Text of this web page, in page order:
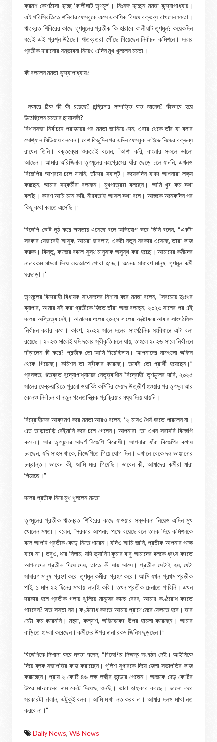
ক্রমশ কোণঠাসা হচ্ছে ‘কালীঘাট তৃণমূল’। নিঃসঙ্গ হচ্ছেন মমতা বন্দ্যোপাধ্যায়।
এই পরিস্থিতিতে শনিবার ফেসবুকে এসে একাধিক বিষয়ে বক্তব্য রাখলেন মমতা।
ঋতব্রত শিবিরের কাছে তৃণমূলের প্রতীক কি হারাবে কালীঘাট তৃণমূল? কয়েকদিন
ধরেই এই প্রশ্ন উঠছে। ঋতব্রতরা পৌঁছে গিয়েছেন নির্বাচন কমিশনে। দলের
প্রতীক হারানোর সম্ভাবনা নিয়েও এদিন মুখ খুললেন মমতা।
কী বললেন মমতা বন্দ্যোপাধ্যায়?
লকারে ঠিক কী কী রয়েছে? চন্দ্রিমার সম্পত্তি কত জানেন? কীভাবে হয়ে
উঠেছিলেন মমতার ছায়াসঙ্গী?
বিধানসভা নির্বাচনে পরাজয়ের পর মমতা জানিয়ে দেন, এবার থেকে তাঁর যা বলার
সোশ্যাল মিডিয়ায় বলবেন। বেশ কিছুদিন পর এদিন ফেসবুক লাইভে নিজের বক্তব্য
রাখেন তিনি। বক্তব্যের শুরুতেই বলেন, “আশা করি, বাংলার সকলে ভালো
আছেন। আমার অরিজিনাল তৃণমূলের কংগ্রেসের যাঁরা ছেড়ে চলে যাননি, এখনও
বিজেপির আশ্রয়ে চলে যাননি, তাঁদের স্যালুট। কয়েকদিন যাবদ আপনারা লক্ষ্য
করছেন, আমার সহকর্মীরা বলছেন। মুখপাত্ররা বলছেন। আমি খুব কম কথা
বলছি। কারণ আমি মনে করি, নীরবতাই আসল কথা বলে। আজকে অনেকদিন পর
কিছু কথা বলতে এসেছি।”
বিজেপি ভোট লুঠ করে ক্ষমতায় এসেছে বলে অভিযোগ করে তিনি বলেন, “একটা
সরকার যেভাবেই আসুক, আমরা ভাবলাম, একটা নতুন সরকার এসেছে, তারা কাজ
করুক। কিন্তু, কাজের বদলে সুস্থ মানুষকে অসুস্থ করা হচ্ছে। আমাদের কর্মীদের
নানারকম মামলা দিয়ে লকআপে পোরা হচ্ছে। অনেক সাধারণ মানুষ, তৃণমূল কর্মী
ঘরছাড়া।”
তৃণমূলের বিদ্রোহী বিধায়ক-সাংসদদের নিশানা করে মমতা বলেন, “সবচেয়ে দুঃখের
ব্যাপার, আমার সই করা প্রতীকে জিতে তাঁরা আজ বলছেন, ২০২৩ সালের পর এই
দলের অস্তিত্ব নেই। আমাদের দলের ২০২৭ সালের অক্টোবরে আবার সাংগঠনিক
নির্বাচন করার কথা। কারণ, ২০২২ সালে দলের সাংগঠনিক সংবিধানে এটা বলা
রয়েছে। ২০২৩ সালেই যদি দলের স্বীকৃতি চলে যায়, তাহলে ২০২৬ সালে নির্বাচনে
দাঁড়ালেন কী করে? প্রতীক তো আমি দিয়েছিলাম। আপনাদের নামগুলো অফিস
থেকে গিয়েছে। কমিশন তা স্বীকার করেছে। তবেই তো প্রার্থী হয়েছেন।”
প্রসঙ্গত, ঋতব্রত বন্দ্যোপাধ্যায়ের নেতৃত্বাধীন ‘বিদ্রোহী’ তৃণমূলের দাবি, ২০২৫
সালের ফেব্রুয়ারিতে পুরনো ওয়ার্কিং কমিটির মেয়াদ উত্তীর্ণ হওয়ার পর তৃণমূল আর
কোনও নির্বাচন বা নতুন গঠনতান্ত্রিক প্রক্রিয়ার মধ্য দিয়ে যায়নি।
বিদ্রোহীদের আক্রমণ করে মমতা আরও বলেন, “২ মাসও ধৈর্য ধরতে পারলেন না।
এত তাড়াতাড়ি বেইমানি করে চলে গেলেন। আপনারা তো এখন সরাসরি বিজেপি
করেন। আর তৃণমূলের আদর্শ বিজেপি বিরোধী। আপনারা যাঁরা বিজেপির কথায়
চলছেন, যদি সাহস থাকে, বিজেপিতে গিয়ে যোগ দিন। এখানে থেকে দল ভাঙানোর
চক্রান্ত। ভাবেন কী, আমি মরে গিয়েছি। ভাবেন কী, আমাদের কর্মীরা মারা
গিয়েছে।”
দলের প্রতীক নিয়ে মুখ খুললেন মমতা-
তৃণমূলের প্রতীক ঋতব্রত শিবিরের কাছে যাওয়ার সম্ভাবনা নিয়েও এদিন মুখ
খোলেন মমতা। বলেন, “সরকার আপনার পক্ষে রয়েছে বলে তাকে দিয়ে কমিশনকে
বলে আপনি প্রতীক কেড়ে নিতে পারেন। যদিও আমি জানি, প্রতীক আপনার পক্ষে
যাবে না। তবুও, ধরে নিলাম, যদি ভ্যানিশ কুমার বাবু আমাদের দলকে ধ্বংস করতে
আপনাদের প্রতীক দিয়ে দেয়, তাতে কী যায় আসে। প্রতীক সেটাই হয়, যেটা
সাধারণ মানুষ গ্রহণ করে, তৃণমূল কর্মীরা গ্রহণ করে। আমি যখন প্রথম প্রতীক
পাই, ১ মাস ২২ দিনের মাথায় লড়াই করি। তখন প্রতীক চেনাতে পারিনি। এখন
দরকার হলে প্রতীক গলায় ঝুলিয়ে মানুষের কাছে বেরব, আমার কণ্ঠরোধ করতে
পারবেন? অত সস্তা নয়। কণ্ঠরোধ করতে আমায় প্রাণে মেরে ফেলতে হবে। তার
চেষ্টা কম করেননি। মহুয়া, কল্যাণ, অভিষেকের উপর হামলা করেছেন। আমার
বাড়িতে হামলা করেছেন। কর্মীদের উপর নানা রকম জিনিস ছুড়ছেন।”
বিজেপিকে নিশানা করে মমতা বলেন, “বিজেপির নিজস্ব সংগঠন নেই। আইসিকে
দিয়ে ব্লক সভাপতির কাজ করাচ্ছেন। পুলিশ সুপারকে দিয়ে জেলা সভাপতির কাজ
করাচ্ছেন। প্রায় ২ কোটি ৪৬ লক্ষ লক্ষ্মীর ভান্ডার পেতেন। আজকে দেড় কোটির
উপর মা-বোনের নাম কেটে দিয়েছে শুনছি। তারা হাহাকার করছে। ভালো করে
সরকারটা চালান, এটুকুই বলব। আমি মাথা নত করব না। আমার দলও মাথা নত
করবে না।”
Daliy News, WB News